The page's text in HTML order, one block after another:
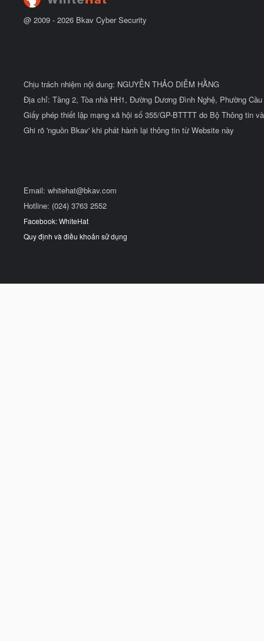
@ 2009 - 2026 Bkav Cyber Security
Chịu trách nhiệm nội dung: NGUYỄN THẢO DIỄM HẰNG
Địa chỉ: Tầng 2, Tòa nhà HH1, Đường Dương Đình Nghệ, Phường
Giấy phép thiết lập mạng xã hội số 355/GP-BTTTT do Bộ Thông tin
Ghi rõ 'nguồn Bkav' khi phát hành lại thông tin từ Website này
Email: whitehat@bkav.com
Hotline: (024) 3763 2552
Facebook: WhiteHat
Quy định và điều khoản sử dụng